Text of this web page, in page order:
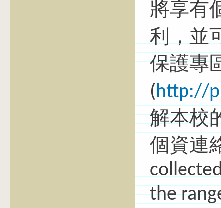
將享有
利，並
保護專
(http://
解本校
個資連
the